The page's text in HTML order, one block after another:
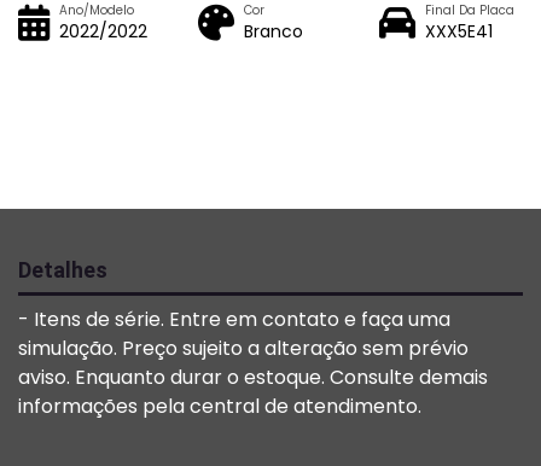
Ano/Modelo
2022/2022
Cor
Branco
Final Da Placa
XXX5E41
Detalhes
- Itens de série. Entre em contato e faça uma
simulação. Preço sujeito a alteração sem prévio
aviso. Enquanto durar o estoque. Consulte demais
informações pela central de atendimento.